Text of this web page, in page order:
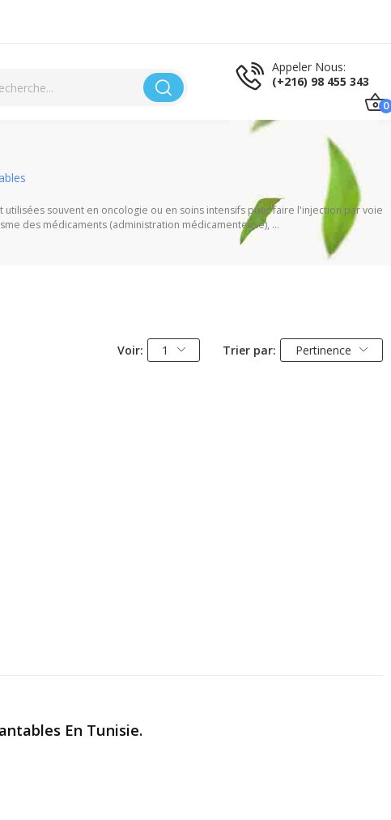
Appeler Nous:
(+216) 98 455 343
0
souvent en oncologie ou en soins intensifs pour faire l'injection par voie
des médicaments (administration médicamenteuse), ...
Voir: 1 Trier par: Pertinence
En Tunisie.